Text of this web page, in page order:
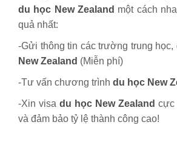
du học New Zealand một cách
quả nhất:
-Gửi thông tin các trường trung học,
New Zealand (Miễn phí)
-Tư vấn chương trình du học New
-Xin visa du học New Zealand cực
và đảm bảo tỷ lệ thành công cao!